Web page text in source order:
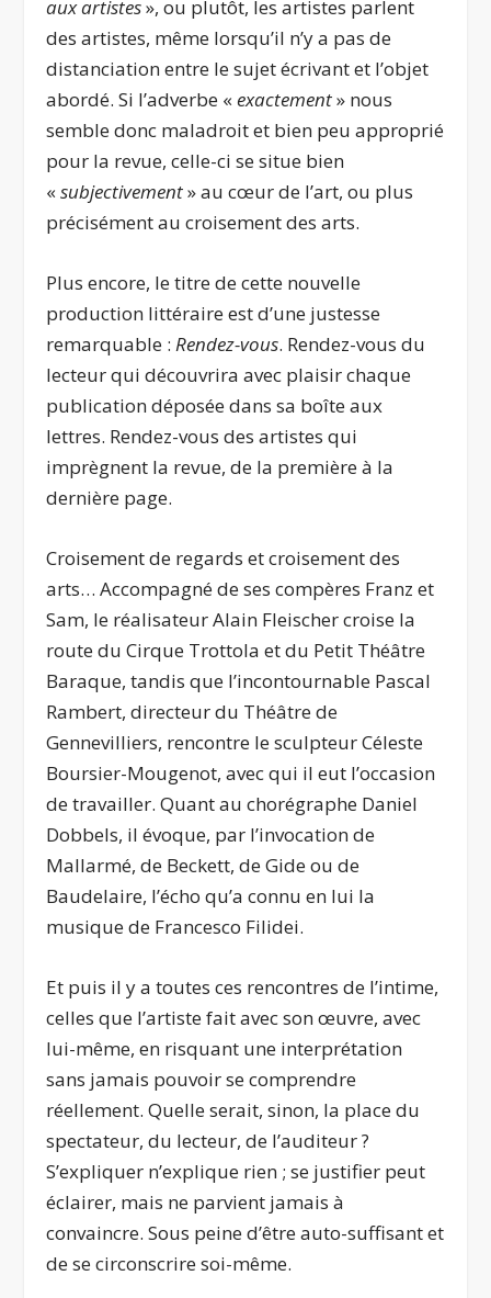
aux artistes», ou plutôt, les artistes parlent
des artistes, même lorsqu’il n’y a pas de
distanciation entre le sujet écrivant et l’objet
abordé. Si l’adverbe «exactement» nous
semble donc maladroit et bien peu approprié
pour la revue, celle-ci se situe bien
«subjectivement» au cœur de l’art, ou plus
précisément au croisement des arts.
Plus encore, le titre de cette nouvelle
production littéraire est d’une justesse
remarquable :Rendez-vous. Rendez-vous du
lecteur qui découvrira avec plaisir chaque
publication déposée dans sa boîte aux
lettres. Rendez-vous des artistes qui
imprègnent la revue, de la première à la
dernière page.
Croisement de regards et croisement des
arts… Accompagné de ses compères Franz et
Sam, le réalisateur Alain Fleischer croise la
route du Cirque Trottola et du Petit Théâtre
Baraque, tandis que l’incontournable Pascal
Rambert, directeur du Théâtre de
Gennevilliers, rencontre le sculpteur Céleste
Boursier-Mougenot, avec qui il eut l’occasion
de travailler. Quant au chorégraphe Daniel
Dobbels, il évoque, par l’invocation de
Mallarmé, de Beckett, de Gide ou de
Baudelaire, l’écho qu’a connu en lui la
musique de Francesco Filidei.
Et puis il y a toutes ces rencontres de l’intime,
celles que l’artiste fait avec son œuvre, avec
lui-même, en risquant une interprétation
sans jamais pouvoir se comprendre
réellement. Quelle serait, sinon, la place du
spectateur, du lecteur, de l’auditeur ?
S’expliquer n’explique rien ; se justifier peut
éclairer, mais ne parvient jamais à
convaincre. Sous peine d’être auto-suffisant et
de se circonscrire soi-même.